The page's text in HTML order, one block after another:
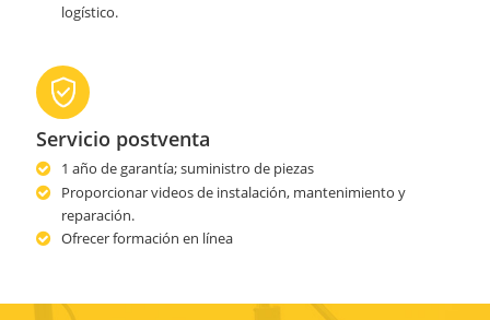
logístico.
Servicio postventa
1 año de garantía; suministro de piezas
Proporcionar videos de instalación, mantenimiento y
reparación.
Ofrecer formación en línea